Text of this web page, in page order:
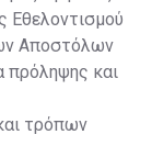
Εθελοντισμού
πρόληψης και
τρόπων
Αποστόλων